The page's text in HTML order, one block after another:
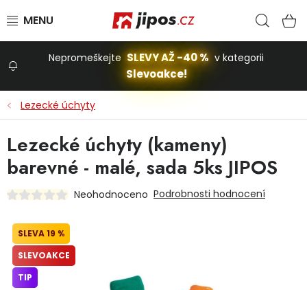
Stavba a dům
Dílna
Domácnost
Nepromeškejte SLEVY AŽ -40 % v kategorii
Slevoakce!
Lezecké úchyty
Lezecké úchyty (kameny)
barevné - malé, sada 5ks JIPOS
Neohodnoceno Podrobnosti hodnocení
19 %
SLEVOAKCE
TIP